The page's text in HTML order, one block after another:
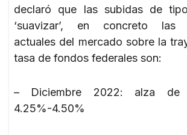
declaró que las subidas de
‘suavizar’, en concreto las
actuales del mercado sobre la
tasa de fondos federales son:
– Diciembre 2022: alza
4.25%-4.50%